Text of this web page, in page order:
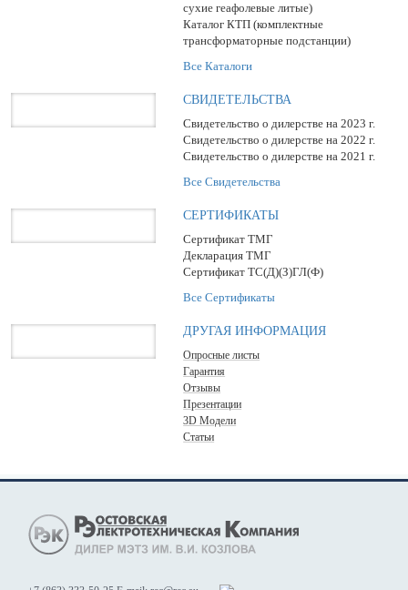
сухие геафолевые литые)
Каталог КТП (комплектные
трансформаторные подстанции)
Все Каталоги
СВИДЕТЕЛЬСТВА
Свидетельство о дилерстве на 2023 г.
Свидетельство о дилерстве на 2022 г.
Свидетельство о дилерстве на 2021 г.
Все Свидетельства
СЕРТИФИКАТЫ
Сертификат ТМГ
Декларация ТМГ
Сертификат ТС(Д)(З)ГЛ(Ф)
Все Сертификаты
ДРУГАЯ ИНФОРМАЦИЯ
Опросные листы
Гарантия
Отзывы
Презентации
3D Модели
Статьи